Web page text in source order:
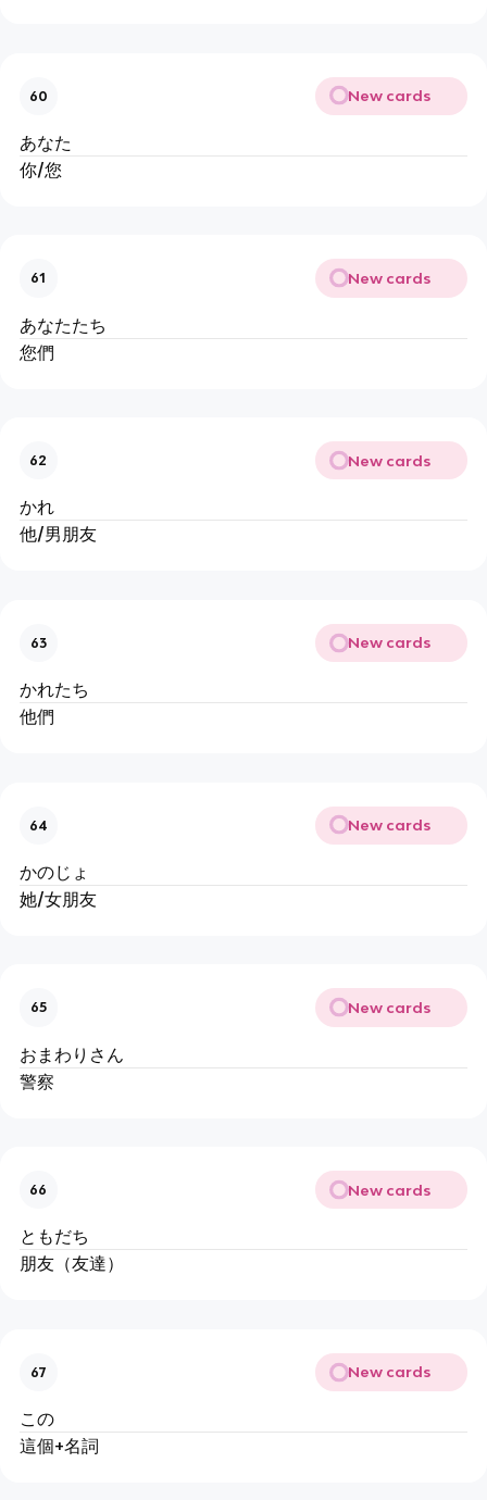
60 New cards
あなた
你/您
61 New cards
あなたたち
您們
62 New cards
かれ
他/男朋友
63 New cards
かれたち
他們
64 New cards
かのじょ
她/女朋友
65 New cards
おまわりさん
警察
66 New cards
ともだち
朋友（友達）
67 New cards
この
這個+名詞